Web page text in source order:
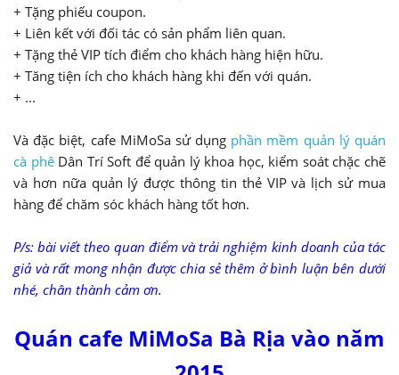
+ Tặng phiếu coupon.
+ Liên kết với đối tác có sản phẩm liên quan.
+ Tặng thẻ VIP tích điểm cho khách hàng hiện hữu.
+ Tăng tiện ích cho khách hàng khi đến với quán.
+ ...
Và đặc biệt, cafe MiMoSa sử dụng phần mềm quản lý quán
cà phêDân Trí Soft để quản lý khoa học, kiểm soát chặc chẽ
và hơn nữa quản lý được thông tin thẻ VIP và lịch sử mua
hàng để chăm sóc khách hàng tốt hơn.
P/s: bài viết theo quan điểm và trải nghiệm kinh doanh của tác
giả và rất mong nhận được chia sẻ thêm ở bình luận bên dưới
nhé, chân thành cảm ơn.
Quán cafe MiMoSa Bà Rịa vào năm